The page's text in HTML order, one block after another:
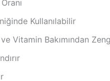
Kullanılabilir
Vitamin Bakımından